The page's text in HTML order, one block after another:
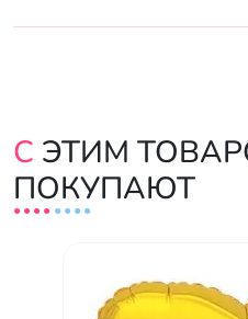
С ЭТИМ ТОВАРОМ
ПОКУПАЮТ